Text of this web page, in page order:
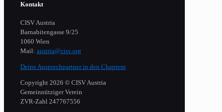
Kontakt
CISV Austria
Barnabitengasse 9/25
1060 Wien
Mail: austria@cisv.org
Deine Ansprechpartner in den Chaptern
Copyright 2026 © CISV Austria
Gemeinnütziger Verein
​ZVR-Zahl 247767556